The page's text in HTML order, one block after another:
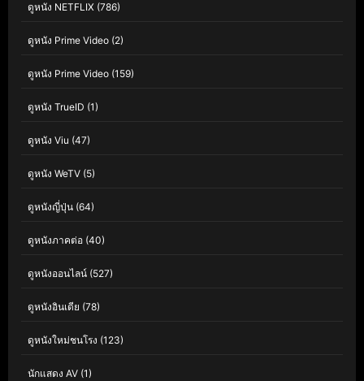
ดูหนัง NETFLIX (786)
ดูหนัง Prime Video (2)
ดูหนัง Prime Video (159)
ดูหนัง TrueID (1)
ดูหนัง Viu (47)
ดูหนัง WeTV (5)
ดูหนังญี่ปุ่น (64)
ดูหนังภาคต่อ (40)
ดูหนังออนไลน์ (527)
ดูหนังอินเดีย (78)
ดูหนังใหม่ชนโรง (123)
นักแสดง AV (1)